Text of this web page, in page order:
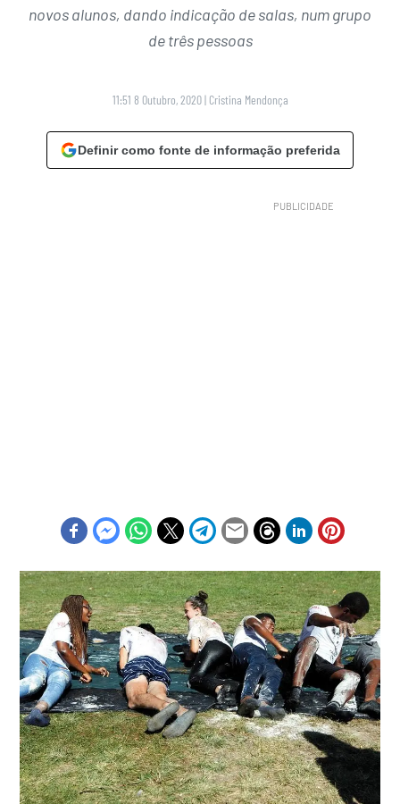
novos alunos, dando indicação de salas, num grupo
de três pessoas
11:51 8 Outubro, 2020 | Cristina Mendonça
Definir como fonte de informação preferida